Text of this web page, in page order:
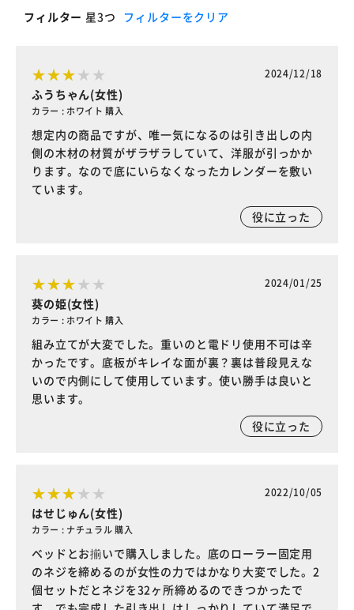
フィルター 星3つ フィルターをクリア
2024/12/18
ふうちゃん(女性)
カラー : ホワイト 購入
想定内の商品ですが、唯一気になるのは引き出しの内
側の木材の材質がザラザラしていて、洋服が引っかか
ります。なので底にいらなくなったカレンダーを敷い
ています。
役に立った
2024/01/25
葵の姫(女性)
カラー : ホワイト 購入
組み立てが大変でした。重いのと電ドリ使用不可は辛
かったです。底板がキレイな面が裏？裏は普段見えな
いので内側にして使用しています。使い勝手は良いと
思います。
役に立った
2022/10/05
はせじゅん(女性)
カラー : ナチュラル 購入
ベッドとお揃いで購入しました。底のローラー固定用
のネジを締めるのが女性の力ではかなり大変でした。2
個セットだとネジを32ヶ所締めるのできつかったで